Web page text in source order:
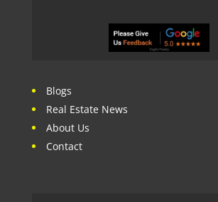
Blogs
Real Estate News
About Us
Contact